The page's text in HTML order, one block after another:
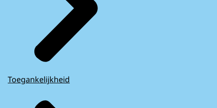
Toegankelijkheid